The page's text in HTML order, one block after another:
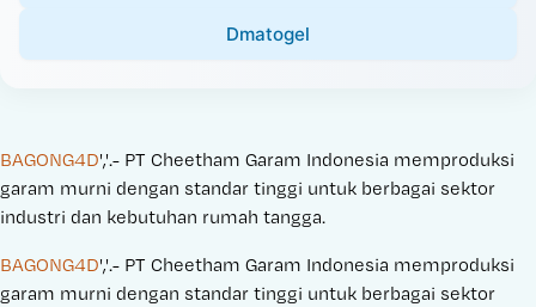
Dmatogel
BAGONG4D','.- PT Cheetham Garam Indonesia memproduksi
garam murni dengan standar tinggi untuk berbagai sektor
industri dan kebutuhan rumah tangga.
BAGONG4D','.- PT Cheetham Garam Indonesia memproduksi
garam murni dengan standar tinggi untuk berbagai sektor